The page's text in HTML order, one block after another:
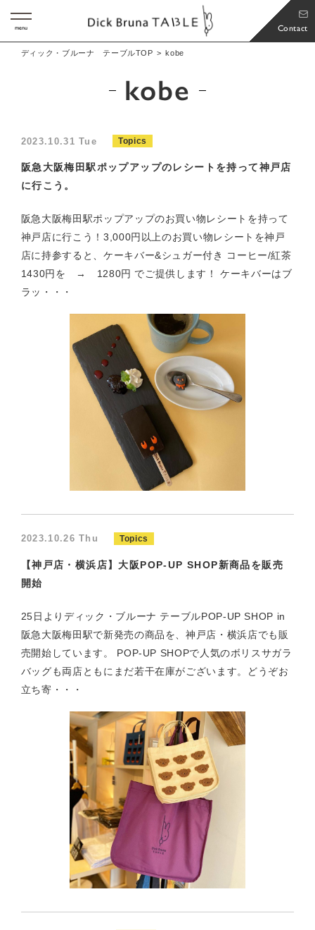
Contact
menu
ディック・ブルーナ テーブルTOP kobe
kobe
2023.10.31 Tue Topics
阪急大阪梅田駅ポップアップのレシートを持って神戸店
に行こう。
阪急大阪梅田駅ポップアップのお買い物レシートを持って
神戸店に行こう！3,000円以上のお買い物レシートを神戸
店に持参すると、ケーキバー&シュガー付き コーヒー/紅茶
1430円を → 1280円 でご提供します！ ケーキバーはブ
ラッ・・・
2023.10.26 Thu Topics
【神戸店・横浜店】大阪POP-UP SHOP新商品を販売
開始
25日よりディック・ブルーナ テーブルPOP-UP SHOP in
阪急大阪梅田駅で新発売の商品を、神戸店・横浜店でも販
売開始しています。 POP-UP SHOPで人気のボリスサガラ
バッグも両店ともにまだ若干在庫がございます。どうぞお
立ち寄・・・